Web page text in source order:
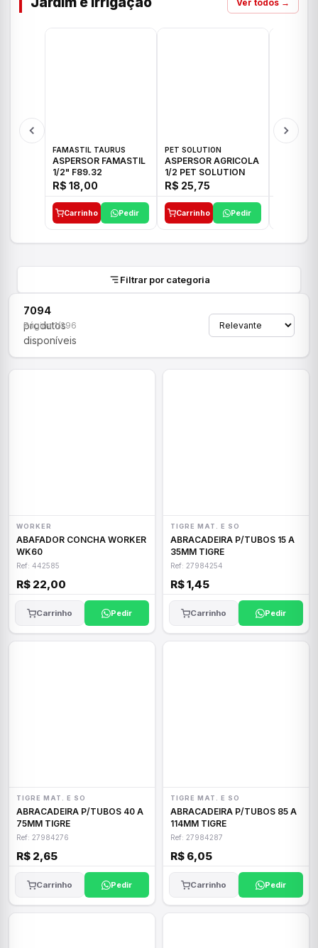
Ver todos →
FAMASTIL TAURUS
ASPERSOR FAMASTIL
1/2" F89.32
R$ 18,00
Carrinho Pedir
PET SOLUTION
ASPERSOR AGRICOLA
1/2 PET SOLUTION
R$ 25,75
Carrinho Pedir
Filtrar por categoria
7094
produtos
disponíveis
Página 1/296
WORKER
ABAFADOR CONCHA WORKER
WK60
Ref: 442585
R$ 22,00
Carrinho Pedir
TIGRE MAT. E SO
ABRACADEIRA P/TUBOS 15 A
35MM TIGRE
Ref: 27984254
R$ 1,45
Carrinho Pedir
TIGRE MAT. E SO
ABRACADEIRA P/TUBOS 40 A
75MM TIGRE
Ref: 27984276
R$ 2,65
Carrinho Pedir
TIGRE MAT. E SO
ABRACADEIRA P/TUBOS 85 A
114MM TIGRE
Ref: 27984287
R$ 6,05
Carrinho Pedir